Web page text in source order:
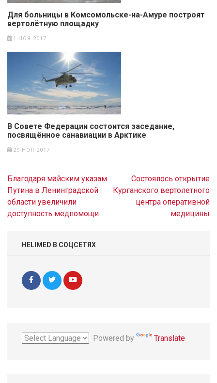
Для больницы в Комсомольске-на-Амуре построят
вертолётную площадку
1 НОЯ 2017
В Совете Федерации состоится заседание,
посвящённое санавиации в Арктике
29 НОЯ 2017
Навигация
по
записям
Благодаря майским указам
Путина в Ленинградской
области увеличили
доступность медпомощи
Состоялось открытие
Курганского вертолетного
центра оперативной
медицины
HELIMED В СОЦСЕТЯХ
Powered by Translate